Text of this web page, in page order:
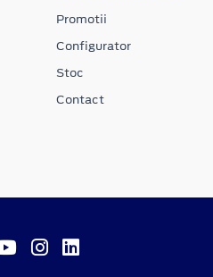
Promotii
Configurator
Stoc
Contact